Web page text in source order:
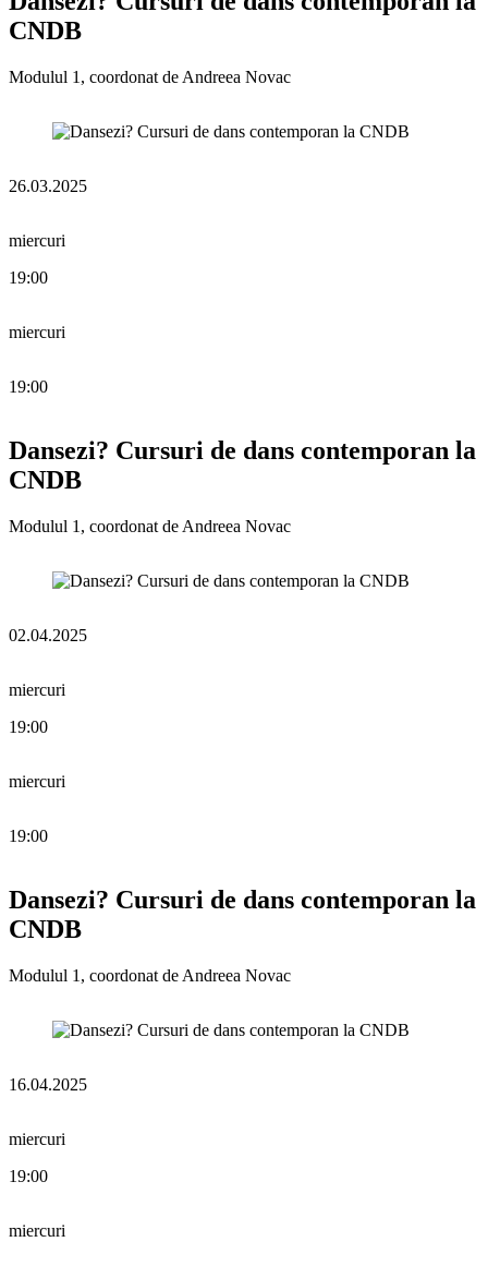
CNDB
Modulul 1, coordonat de Andreea Novac
26.03.2025
miercuri
19:00
miercuri
19:00
Dansezi? Cursuri de dans contemporan la
CNDB
Modulul 1, coordonat de Andreea Novac
02.04.2025
miercuri
19:00
miercuri
19:00
Dansezi? Cursuri de dans contemporan la
CNDB
Modulul 1, coordonat de Andreea Novac
16.04.2025
miercuri
19:00
miercuri